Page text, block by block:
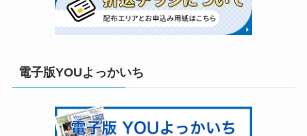
電子版YOUよっかいち